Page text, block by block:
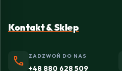
Kontakt & Sklep
phone ZADZWOŃ DO NAS
+48 880 628 509